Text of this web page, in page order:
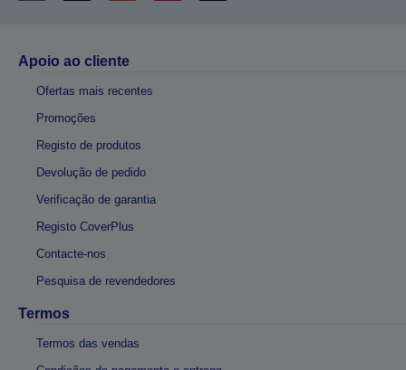
Apoio ao cliente
Ofertas mais recentes
Promoções
Registo de produtos
Devolução de pedido
Verificação de garantia
Registo CoverPlus
Contacte-nos
Pesquisa de revendedores
Termos
Termos das vendas